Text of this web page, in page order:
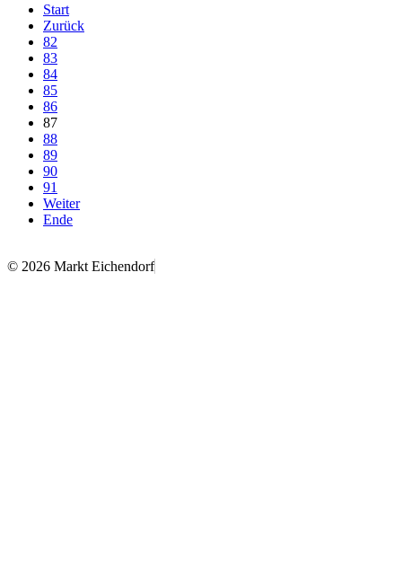
Start
Zurück
82
83
84
85
86
87
88
89
90
91
Weiter
Ende
© 2026 Markt Eichendorf